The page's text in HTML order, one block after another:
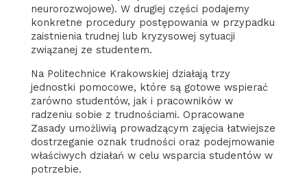
neurorozwojowe). W drugiej części podajemy
konkretne procedury postępowania w przypadku
zaistnienia trudnej lub kryzysowej sytuacji
związanej ze studentem.
Na Politechnice Krakowskiej działają trzy
jednostki pomocowe, które są gotowe wspierać
zarówno studentów, jak i pracowników w
radzeniu sobie z trudnościami. Opracowane
Zasady umożliwią prowadzącym zajęcia łatwiejsze
dostrzeganie oznak trudności oraz podejmowanie
właściwych działań w celu wsparcia studentów w
potrzebie.